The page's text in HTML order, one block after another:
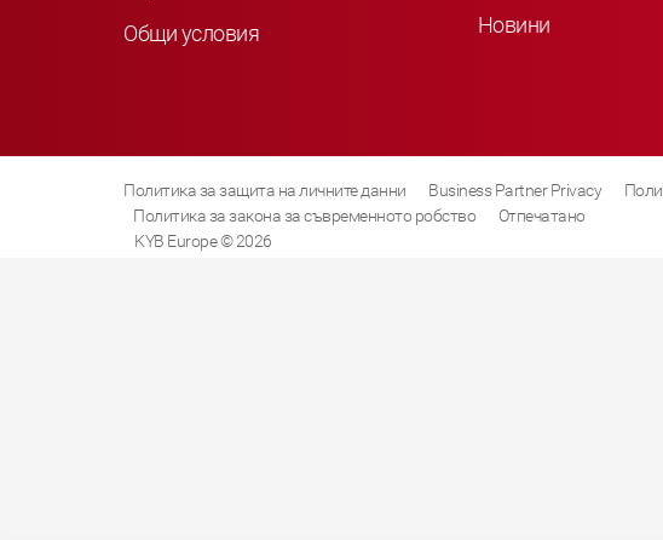
Общи условия
Новини
Политика за защита на личните данни Business Partner Privacy
Политика за закона за съвременното робство
Отпечатано
KYB Europe © 2026